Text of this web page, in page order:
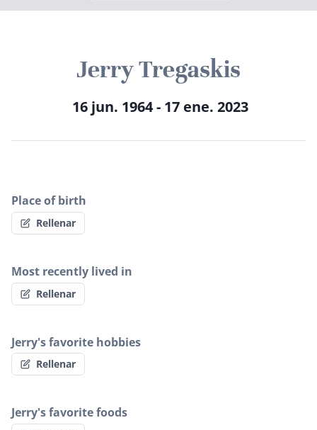
Jerry Tregaskis
16 jun. 1964 - 17 ene. 2023
Place of birth
Rellenar
Most recently lived in
Rellenar
Jerry's favorite hobbies
Rellenar
Jerry's favorite foods